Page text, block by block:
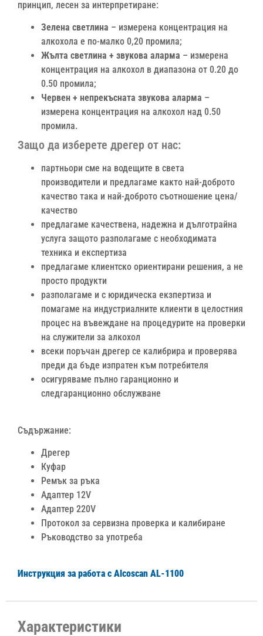
принцип, лесен за интерпретиране:
Зелена светлина – измерена концентрация на
алкохола е по-малко 0,20 промила;
Жълта светлина + звукова аларма – измерена
концентрация на алкохол в диапазона от 0.20 до
0.50 промила;
Червен + непрекъсната звукова аларма –
измерена концентрация на алкохол над 0.50
промила.
Защо да изберете дрегер от нас:
партньори сме на водещите в света
производители и предлагаме както най-доброто
качество така и най-доброто съотношение цена/
качество
предлагаме качествена, надежна и дълготрайна
услуга защото разполагаме с необходимата
техника и експертиза
предлагаме клиентско ориентирани решения, а не
просто продукти
разполагаме и с юридическа екзпертиза и
помагаме на индустриалните клиенти в целостния
процес на въвеждане на процедурите на проверки
на служители за алкохол
всеки поръчан дрегер се калибрира и проверява
преди да бъде изпратен към потребителя
осигуряваме пълно гаранционно и
следгаранционно обслужване
Съдържание:
Дрегер
Куфар
Ремък за ръка
Адаптер 12V
Адаптер 220V
Протокол за сервизна проверка и калибиране
Ръководство за употреба
Инструкция за работа с Alcoscan AL-1100
Характеристики